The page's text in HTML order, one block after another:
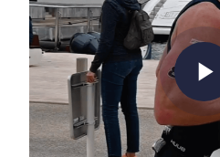
play_arrow